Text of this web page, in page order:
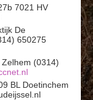
7021 HV
De
650275
(0314)
BL Doetinchem